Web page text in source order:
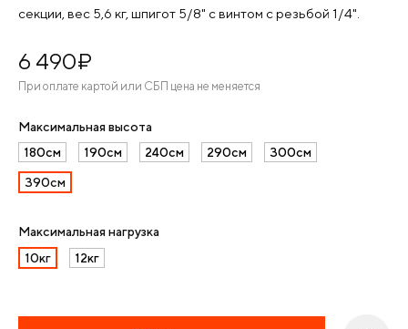
секции, вес 5,6 кг, шпигот 5/8" с винтом с резьбой 1/4".
6 490¤
При оплате картой или СБП цена не меняется
Максимальная высота
180см
190см 240см 290см 300см
390см
Максимальная нагрузка
10кг
12кг